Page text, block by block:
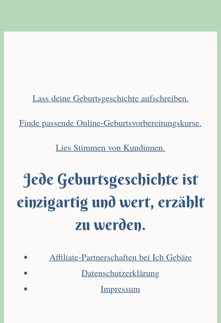
Lass deine Geburtsgeschichte aufschreiben.
Finde passende Online-Geburtsvorbereitungskurse.
Lies Stimmen von Kundinnen.
Jede Geburtsgeschichte ist
einzigartig und wert, erzählt
zu werden.
Affiliate-Partnerschaften bei Ich Gebäre
Datenschutzerklärung
Impressum